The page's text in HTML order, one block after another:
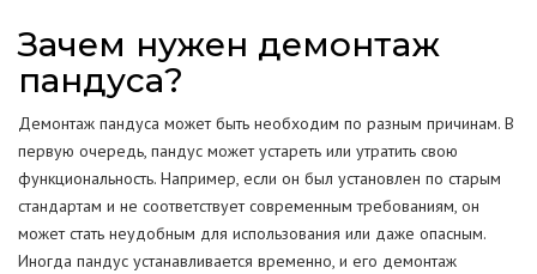
Зачем нужен демонтаж
пандуса?
Демонтаж пандуса может быть необходим по разным причинам. В
первую очередь, пандус может устареть или утратить свою
функциональность. Например, если он был установлен по старым
стандартам и не соответствует современным требованиям, он
может стать неудобным для использования или даже опасным.
Иногда пандус устанавливается временно, и его демонтаж